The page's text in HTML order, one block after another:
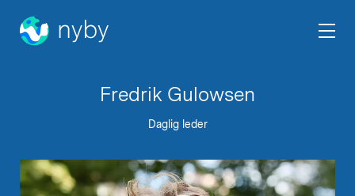
Fredrik Gulowsen
Daglig leder